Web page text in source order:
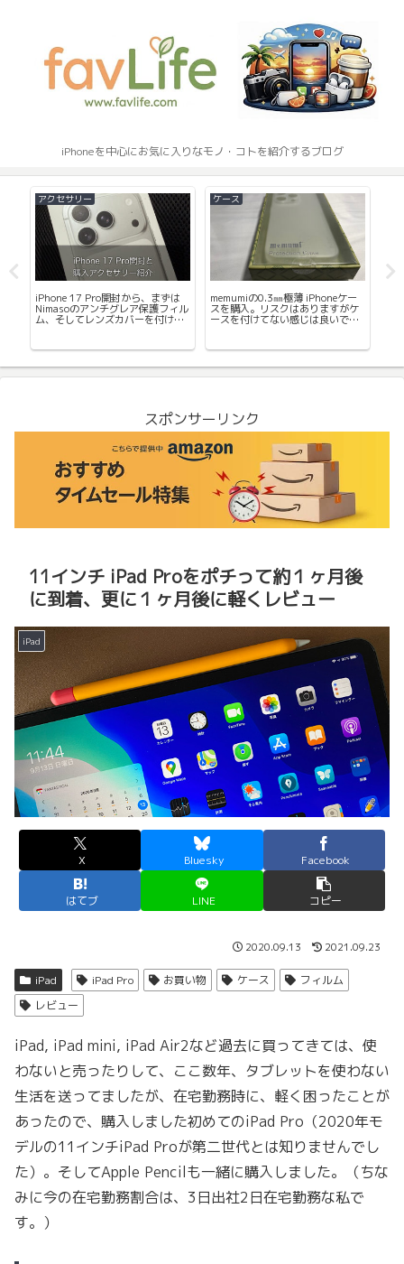
iPhoneを中心にお気に入りなモノ・コトを紹介するブログ
アクセサリー
iPhone 17 Pro開封から、まずは
Nimasoのアンチグレア保護フィル
ム、そしてレンズカバーを付けま
ケース
memumiの0.3㎜極薄 iPhoneケー
スを購入。リスクはありますがケ
ースを付けてない感じは良いで
スポンサーリンク
11インチ iPad Proをポチって約１ヶ月後
に到着、更に１ヶ月後に軽くレビュー
iPad
X Bluesky Facebook
はてブ LINE コピー
2020.09.13 2021.09.23
iPad iPad Pro お買い物 ケース
フィルム
レビュー
iPad, iPad mini, iPad Air2など過去に買ってきては、使
わないと売ったりして、ここ数年、タブレットを使わない
生活を送ってましたが、在宅勤務時に、軽く困ったことが
あったので、購入しました初めてのiPad Pro（2020年モ
デルの11インチiPad Proが第二世代とは知りませんでし
た）。そしてApple Pencilも一緒に購入しました。（ちな
みに今の在宅勤務割合は、3日出社2日在宅勤務な私で
す。）